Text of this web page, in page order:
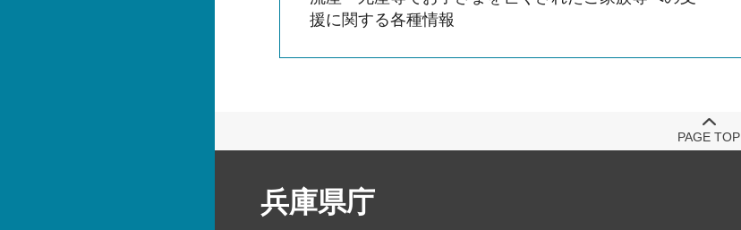
援に関する各種情報
PAGE TOP
兵庫県庁